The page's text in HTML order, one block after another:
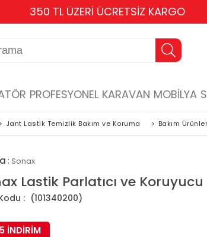
TÜM KARTLARA 6 TAKSİT
PROFESYONEL KARAVAN MOBİLYA
> Jant Lastik Temizlik Bakım ve Koruma > Bakım
: Sonax
Lastik Parlatıcı ve
(101340200)
İNDIRIM